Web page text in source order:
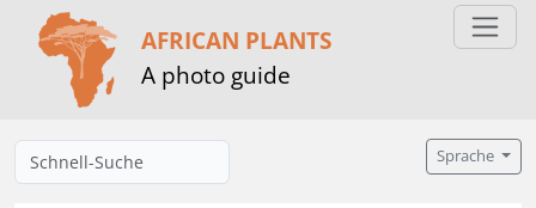
AFRICAN PLANTS
A photo guide
Sprache